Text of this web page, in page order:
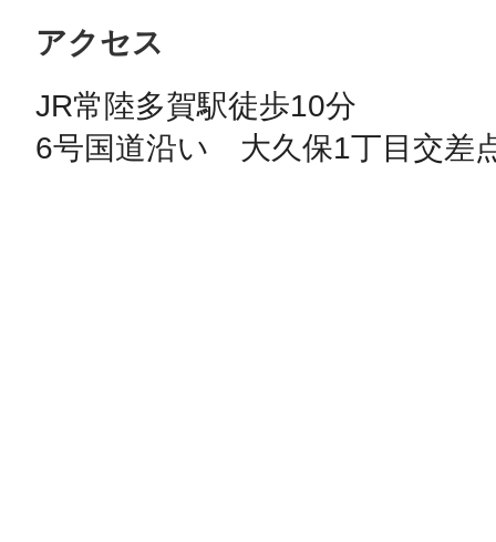
アクセス
JR常陸多賀駅徒歩10分
6号国道沿い　大久保1丁目交差